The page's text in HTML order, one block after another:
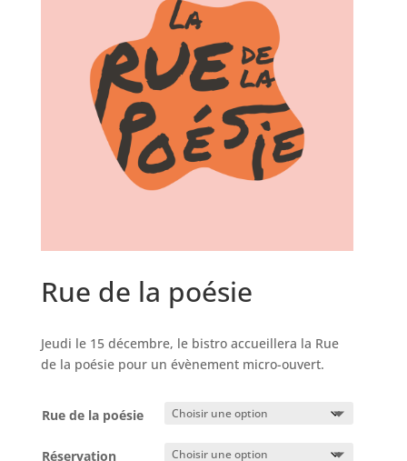
Rue de la poésie
Jeudi le 15 décembre, le bistro accueillera la Rue
de la poésie pour un évènement micro-ouvert.
Rue de la poésie
Réservation